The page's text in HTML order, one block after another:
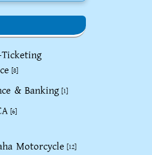
Ticketing
[8]
& Banking [1]
[6]
Motorcycle [12]